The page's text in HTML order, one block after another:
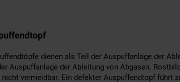
dienen als Teil der Auspuffanlage der
Auspuffanlage der Ableitung von Abgasen.
nicht vermeidbar. Ein defekter Auspuffendtopf führt